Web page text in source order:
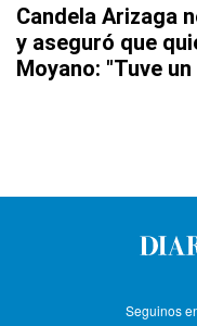
Candela Arizaga
y aseguró que
Moyano: "Tuve
Seguinos